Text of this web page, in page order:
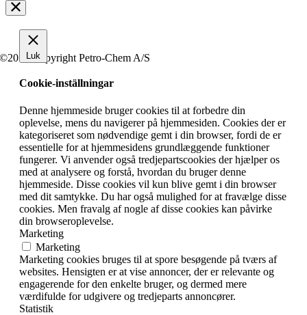
©2019 Copyright Petro-Chem A/S
Luk
Cookie-inställningar
Denne hjemmeside bruger cookies til at forbedre din
oplevelse, mens du navigerer på hjemmesiden. Cookies der er
kategoriseret som nødvendige gemt i din browser, fordi de er
essentielle for at hjemmesidens grundlæggende funktioner
fungerer. Vi anvender også tredjepartscookies der hjælper os
med at analysere og forstå, hvordan du bruger denne
hjemmeside. Disse cookies vil kun blive gemt i din browser
med dit samtykke. Du har også mulighed for at fravælge disse
cookies. Men fravalg af nogle af disse cookies kan påvirke
din browseroplevelse.
Marketing
Marketing
Marketing cookies bruges til at spore besøgende på tværs af
websites. Hensigten er at vise annoncer, der er relevante og
engagerende for den enkelte bruger, og dermed mere
værdifulde for udgivere og tredjeparts annoncører.
Statistik